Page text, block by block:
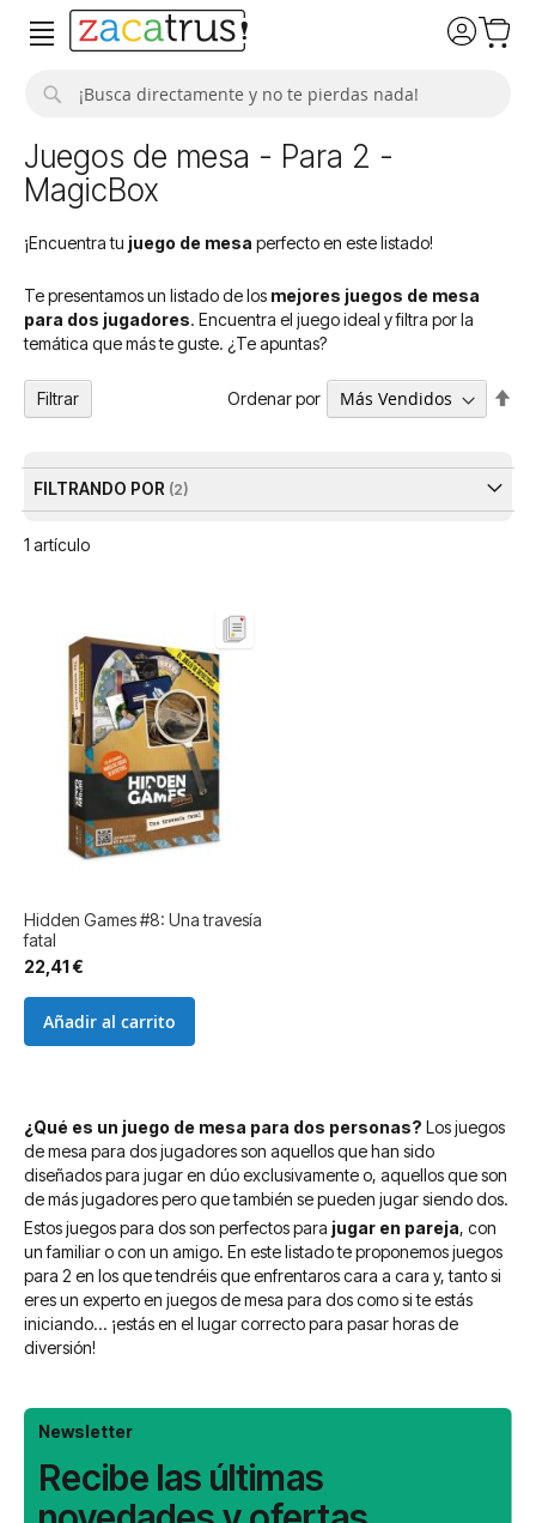
Juegos de mesa - Para 2 -
MagicBox
¡Encuentra tu juego de mesa perfecto en este listado!
Te presentamos un listado de los mejores juegos de mesa
para dos jugadores. Encuentra el juego ideal y filtra por la
temática que más te guste. ¿Te apuntas?
1 artículo
Ordenar por
Hidden Games #8: Una travesía
fatal
22,41 €
Añadir al carrito
¿Qué es un juego de mesa para dos personas? Los juegos
de mesa para dos jugadores son aquellos que han sido
diseñados para jugar en dúo exclusivamente o, aquellos que son
de más jugadores pero que también se pueden jugar siendo dos.
Estos juegos para dos son perfectos para jugar en pareja, con
un familiar o con un amigo. En este listado te proponemos juegos
para 2 en los que tendréis que enfrentaros cara a cara y, tanto si
eres un experto en juegos de mesa para dos como si te estás
iniciando... ¡estás en el lugar correcto para pasar horas de
diversión!
Filtrar
FILTRANDO POR
Newsletter
Recibe las últimas